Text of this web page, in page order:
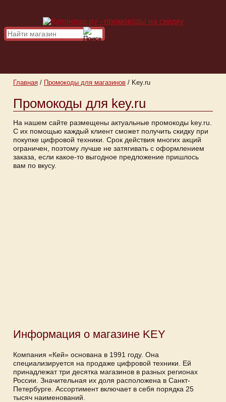
Главная / Промокоды для магазинов / Key.ru
Промокоды для key.ru
На нашем сайте размещены актуальные промокоды key.ru.
С их помощью каждый клиент сможет получить скидку при
покупке цифровой техники. Срок действия многих акций
ограничен, поэтому лучше не затягивать с оформлением
заказа, если какое-то выгодное предложение пришлось
вам по вкусу.
Информация о магазине KEY
Компания «Кей» основана в 1991 году. Она
специализируется на продаже цифровой техники. Ей
принадлежат три десятка магазинов в разных регионах
России. Значительная их доля расположена в Санкт-
Петербурге. Ассортимент включает в себя порядка 25
тысяч наименований.